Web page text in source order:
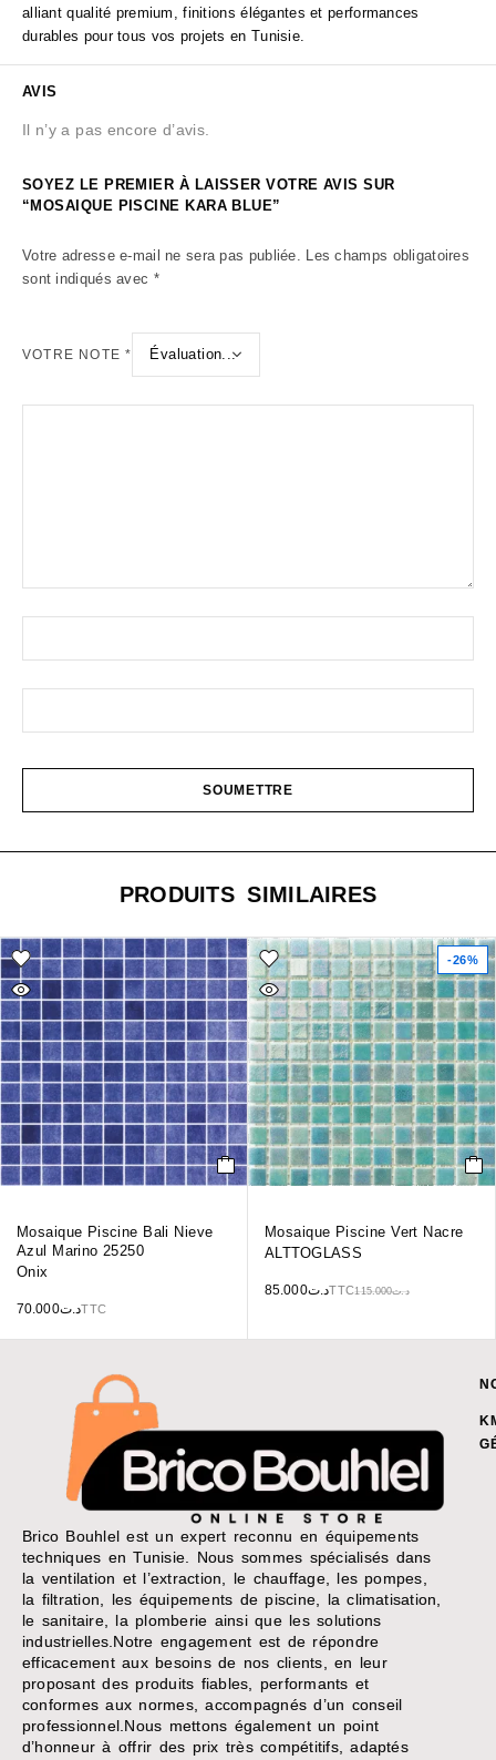
alliant qualité premium, finitions élégantes et performances
durables pour tous vos projets en Tunisie.
AVIS
Il n’y a pas encore d’avis.
SOYEZ LE PREMIER À LAISSER VOTRE AVIS SUR
“MOSAIQUE PISCINE KARA BLUE”
Votre adresse e-mail ne sera pas publiée. Les champs obligatoires
sont indiqués avec *
VOTRE NOTE*
PRODUITS SIMILAIRES
Mosaique Piscine Bali Nieve
Azul Marino 25250
Onix
د.ت70.000 TTC
-26%
Mosaique Piscine Vert Nacre
ALTTOGLASS
د.ت115.000 د.ت85.000 TTC
Brico Bouhlel est un expert reconnu en équipements
techniques en Tunisie. Nous sommes spécialisés dans
la ventilation et l’extraction, le chauffage, les pompes,
la filtration, les équipements de piscine, la climatisation,
le sanitaire, la plomberie ainsi que les solutions
industrielles.Notre engagement est de répondre
efficacement aux besoins de nos clients, en leur
proposant des produits fiables, performants et
conformes aux normes, accompagnés d’un conseil
professionnel.Nous mettons également un point
d’honneur à offrir des prix très compétitifs, adaptés